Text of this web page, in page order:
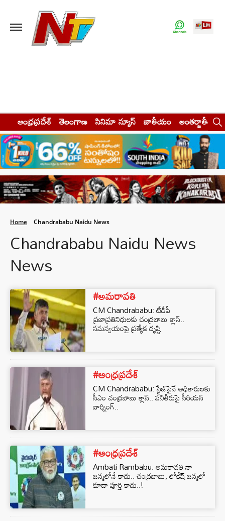
ఆంధ్రప్రదేశ్ తెలంగాణ సినిమా న్యూస్ జాతీయం అంతర్జాతీయం
Home Chandrababu Naidu News
Chandrababu Naidu News
News
#అమరావతి
CM Chandrababu: టీడీపీ
ప్రజాప్రతినిధులకు చంద్రబాబు క్లాస్..
సమన్వయంపై ప్రత్యేక దృష్టి
#ఆంధ్రప్రదేశ్
CM Chandrababu: స్టేజ్‌పైనే అధికారులకు
సీఎం చంద్రబాబు క్లాస్.. పనితీరుపై సీరియస్‌
వార్నింగ్..
#ఆంధ్రప్రదేశ్
Ambati Rambabu: అమరావతి నా
జన్మలోనే కాదు.. చంద్రబాబు, లోకేష్ జన్మలో
కూడా పూర్తి కాదు..!